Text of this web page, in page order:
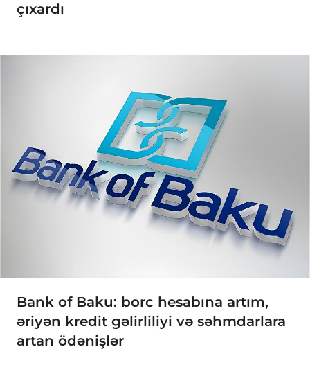
çıxardı
Bank of Baku: borc hesabına artım,
əriyən kredit gəlirliliyi və səhmdarlara
artan ödənişlər